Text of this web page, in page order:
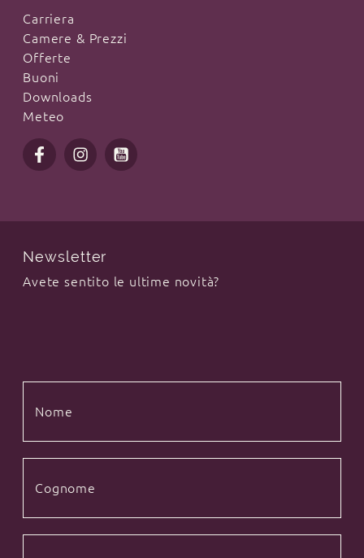
Carriera
Camere & Prezzi
Offerte
Buoni
Downloads
Meteo
Newsletter
Avete sentito le ultime novità?